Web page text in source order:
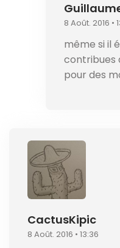
8 Août. 2016 •
même si il
contribues
pour des
CactusKipic
8 Août. 2016 • 13:36